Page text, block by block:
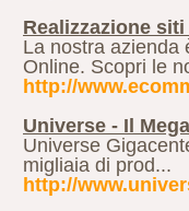
Realizzazione
La nostra azienda
Online. Scopri le
http://
Universe - Il
Universe
migliaia di prod...
http://